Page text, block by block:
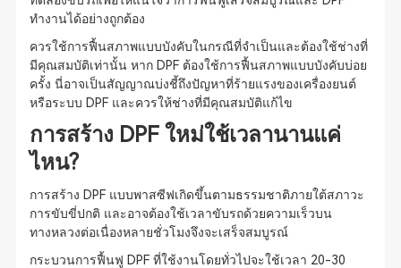
ทำงานได้อย่างถูกต้อง
ควรใช้การฟื้นสภาพแบบบังคับในกรณีที่จำเป็นและต้องใช้ช่างที่
มีคุณสมบัติเท่านั้น หาก DPF ต้องใช้การฟื้นสภาพแบบบังคับบ่อย
ครั้ง นี่อาจเป็นสัญญาณบ่งชี้ถึงปัญหาที่ร้ายแรงของเครื่องยนต์
หรือระบบ DPF และควรให้ช่างที่มีคุณสมบัติแก้ไข
การสร้าง DPF ใหม่ใช้เวลานานแค่
ไหน?
การสร้าง DPF แบบพาสซีฟเกิดขึ้นตามธรรมชาติภายใต้สภาวะ
การขับขี่ปกติ และอาจต้องใช้เวลาขับรถด้วยความเร็วบน
ทางหลวงต่อเนื่องหลายชั่วโมงจึงจะเสร็จสมบูรณ์
กระบวนการฟื้นฟู DPF ที่ใช้งานโดยทั่วไปจะใช้เวลา 20-30